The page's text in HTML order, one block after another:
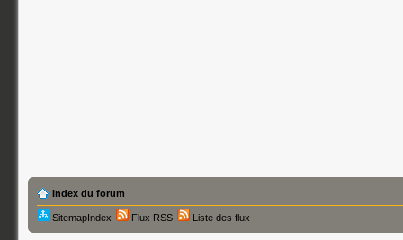
Index du forum
SitemapIndex Flux RSS Liste des flux